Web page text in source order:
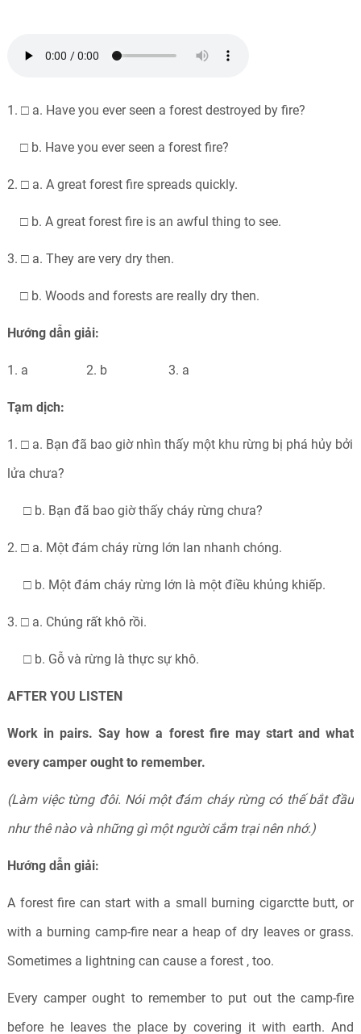
1. □ a. Have you ever seen a forest destroyed by fire?
□ b. Have you ever seen a forest fire?
2. □ a. A great forest fire spreads quickly.
□ b. A great forest fire is an awful thing to see.
3. □ a. They are very dry then.
□ b. Woods and forests are really dry then.
Hướng dẫn giải:
1. a 2. b 3. a
Tạm dịch:
1. □ a. Bạn đã bao giờ nhìn thấy một khu rừng bị phá hủy bởi
lửa chưa?
□ b. Bạn đã bao giờ thấy cháy rừng chưa?
2. □ a. Một đám cháy rừng lớn lan nhanh chóng.
□ b. Một đám cháy rừng lớn là một điều khủng khiếp.
3. □ a. Chúng rất khô rồi.
□ b. Gỗ và rừng là thực sự khô.
AFTER YOU LISTEN
Work in pairs. Say how a forest fire may start and what
every camper ought to remember.
(Làm việc từng đôi. Nói một đám cháy rừng có thế bắt đầu
như thê nào và những gì một người cắm trại nên nhớ.)
Hướng dẫn giải:
A forest fire can start with a small burning cigarctte butt, or
with a burning camp-fire near a heap of dry leaves or grass.
Sometimes a lightning can cause a forest , too.
Every camper ought to remember to put out the camp-fire
before he leaves the place by covering it with earth. And